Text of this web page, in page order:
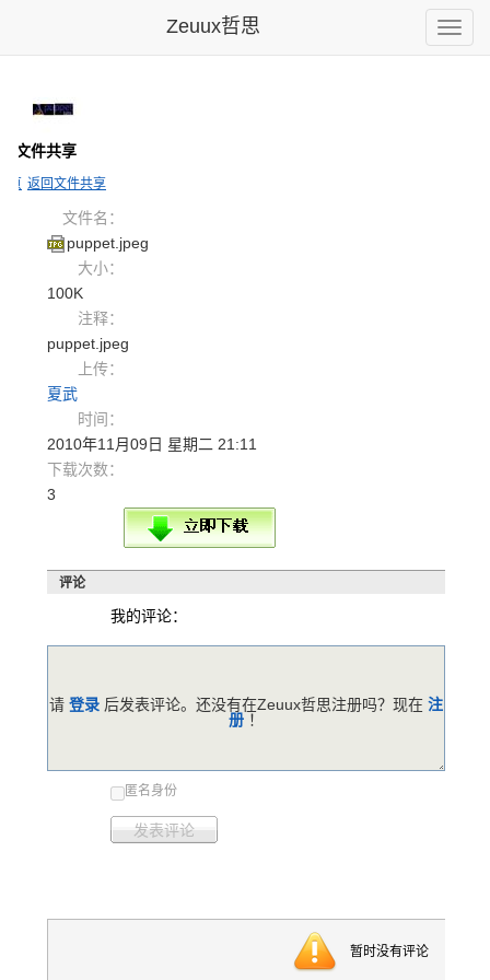
Toggle
Zeuux哲思
文件共享
页 返回文件共享
文件名：
puppet.jpeg
大小：
100K
注释：
puppet.jpeg
上传：
夏武
时间：
2010年11月09日 星期二 21:11
下载次数：
3
评论
我的评论：
匿名身份
发表评论
请 登录 后发表评论。还没有在Zeuux哲思注册吗？现在 注
册 ！
暂时没有评论